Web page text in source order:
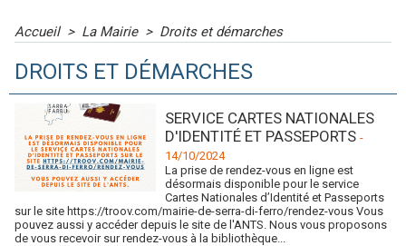
Accueil > La Mairie > Droits et démarches
DROITS ET DÉMARCHES
SERVICE CARTES NATIONALES
D'IDENTITÉ ET PASSEPORTS -
14/10/2024
La prise de rendez-vous en ligne est
désormais disponible pour le service
Cartes Nationales d’Identité et Passeports
sur le site https://troov.com/mairie-de-serra-di-ferro/rendez-vous Vous
pouvez aussi y accéder depuis le site de l'ANTS. Nous vous proposons
de vous recevoir sur rendez-vous à la bibliothèque...